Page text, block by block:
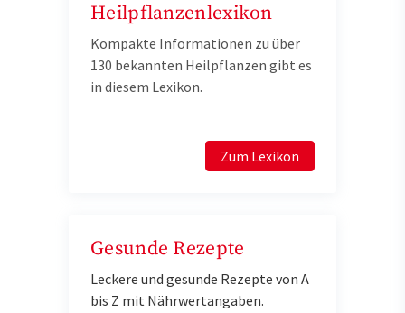
Heilpflanzenlexikon
Kompakte Informationen zu über
130 bekannten Heilpflanzen gibt es
in diesem Lexikon.
Zum Lexikon
Gesunde Rezepte
Leckere und gesunde Rezepte von A
bis Z mit Nährwertangaben.